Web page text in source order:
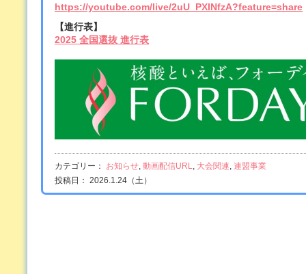
https://youtube.com/live/2uU_PXINfzA?feature=share
【進行表】
2025 全国選抜 進行表
カテゴリー： お知らせ, 動画配信URL, 大会関連, 連盟事業
投稿日： 2026.1.24（土）